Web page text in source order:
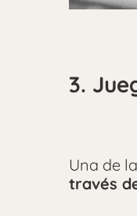
3.
Una de
través